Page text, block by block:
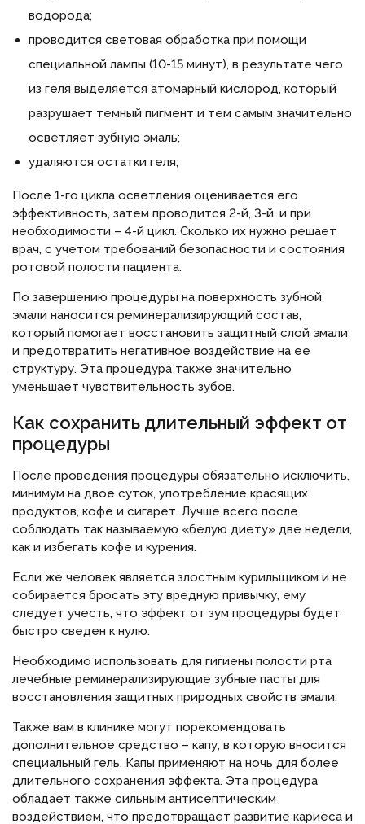
водорода;
проводится световая обработка при помощи
специальной лампы (10-15 минут), в результате чего
из геля выделяется атомарный кислород, который
разрушает темный пигмент и тем самым значительно
осветляет зубную эмаль;
удаляются остатки геля;
После 1-го цикла осветления оценивается его
эффективность, затем проводится 2-й, 3-й, и при
необходимости – 4-й цикл. Сколько их нужно решает
врач, с учетом требований безопасности и состояния
ротовой полости пациента.
По завершению процедуры на поверхность зубной
эмали наносится реминерализирующий состав,
который помогает восстановить защитный слой эмали
и предотвратить негативное воздействие на ее
структуру. Эта процедура также значительно
уменьшает чувствительность зубов.
Как сохранить длительный эффект от
процедуры
После проведения процедуры обязательно исключить,
минимум на двое суток, употребление красящих
продуктов, кофе и сигарет. Лучше всего после
соблюдать так называемую «белую диету» две недели,
как и избегать кофе и курения.
Если же человек является злостным курильщиком и не
собирается бросать эту вредную привычку, ему
следует учесть, что эффект от зум процедуры будет
быстро сведен к нулю.
Необходимо использовать для гигиены полости рта
лечебные реминерализирующие зубные пасты для
восстановления защитных природных свойств эмали.
Также вам в клинике могут порекомендовать
дополнительное средство – капу, в которую вносится
специальный гель. Капы применяют на ночь для более
длительного сохранения эффекта. Эта процедура
обладает также сильным антисептическим
воздействием, что предотвращает развитие кариеса и